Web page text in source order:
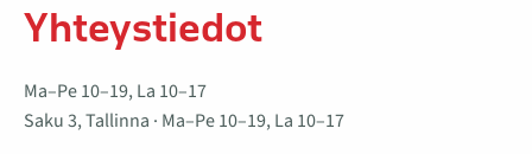
Yhteystiedot
Ma–Pe 10–19, La 10–17
Saku 3, Tallinna · Ma–Pe 10–19, La 10–17